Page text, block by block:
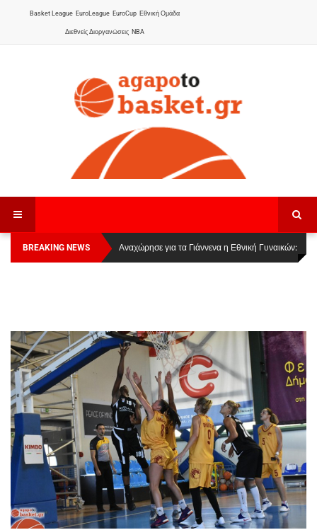
Basket League EuroLeague EuroCup Εθνική Ομάδα
Διεθνείς Διοργανώσεις NBA
BREAKING NEWS
Οι Πάνθηρες Καβάλας στην Women Basketball
League 1
Αναχώρησε για τα Γιάννενα η Εθνική Γυναικών: